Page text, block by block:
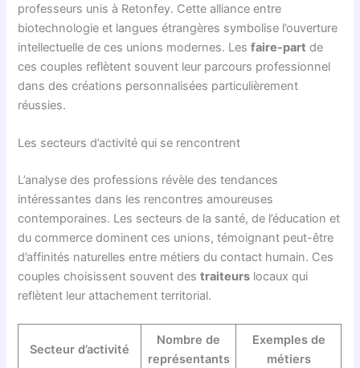
professeurs unis à Retonfey. Cette alliance entre
biotechnologie et langues étrangères symbolise l’ouverture
intellectuelle de ces unions modernes. Lesfaire-part de
ces couples reflètent souvent leur parcours professionnel
dans des créations personnalisées particulièrement
réussies.
Les secteurs d’activité qui se rencontrent
L’analyse des professions révèle des tendances
intéressantes dans les rencontres amoureuses
contemporaines. Les secteurs de la santé, de l’éducation et
du commerce dominent ces unions, témoignant peut-être
d’affinités naturelles entre métiers du contact humain. Ces
couples choisissent souvent destraiteurs locaux qui
reflètent leur attachement territorial.
Secteur d’activité
Nombre de
représentants
Exemples de
métiers